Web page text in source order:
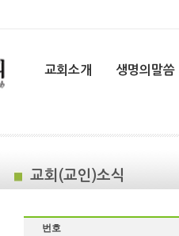
교회소개 생명의말씀
교회(교인)소식
번호